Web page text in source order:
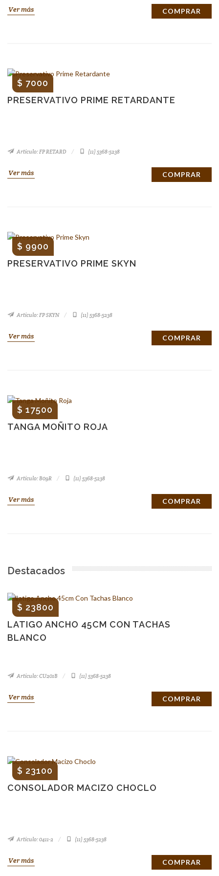
Ver más COMPRAR
PRESERVATIVO PRIME RETARDANTE
$ 7000
Artículo: FP RETARD (11) 5368-5238
Ver más COMPRAR
PRESERVATIVO PRIME SKYN
$ 9900
Artículo: FP SKYN (11) 5368-5238
Ver más COMPRAR
TANGA MOÑITO ROJA
$ 17500
Artículo: B09R (11) 5368-5238
Ver más COMPRAR
Destacados
LATIGO ANCHO 45CM CON TACHAS
BLANCO
$ 23800
Artículo: CU201B (11) 5368-5238
Ver más COMPRAR
CONSOLADOR MACIZO CHOCLO
$ 23100
Artículo: 0411-2 (11) 5368-5238
Ver más COMPRAR
FIN